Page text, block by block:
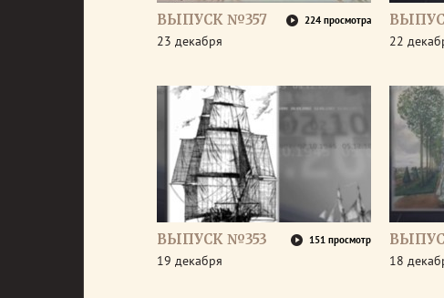
ВЫПУСК №357 224 просмотра
23 декабря 22
ВЫПУСК №353 151 просмотр
19 декабря 18